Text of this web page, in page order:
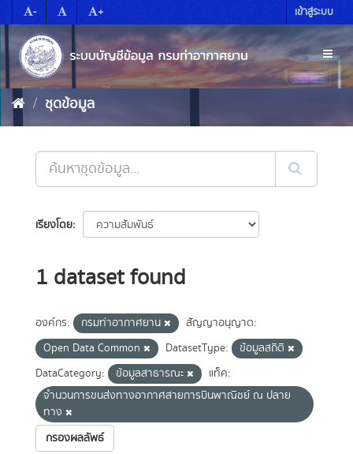
to
content
- + เข้าสู่ระบบ
ชุดข้อมูล
เรียงโดย
1 dataset found
องค์กร: กรมท่าอากาศยาน
สัญญาอนุญาต:
Open Data Common
DatasetType:
ข้อมูลสถิติ
DataCategory:
ข้อมูลสาธารณะ
แท็ค:
จำนวนการขนส่งทางอากาศสายการบินพาณิชย์ ณ ปลาย
ทาง
กรองผลลัพธ์